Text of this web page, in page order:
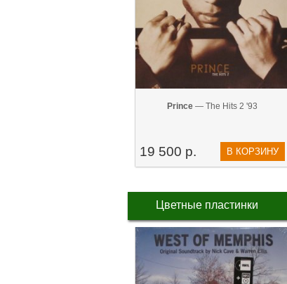
Prince — The Hits 2 '93
19 500 р. В КОРЗИНУ
Цветные пластинки